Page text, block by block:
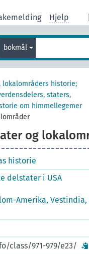
Hjelp
bokmål
lokalområders historie;
staters,
om himmellegemer
og
historie
delstater i USA
Amerika, Vestindia,
class/971-979/e23/